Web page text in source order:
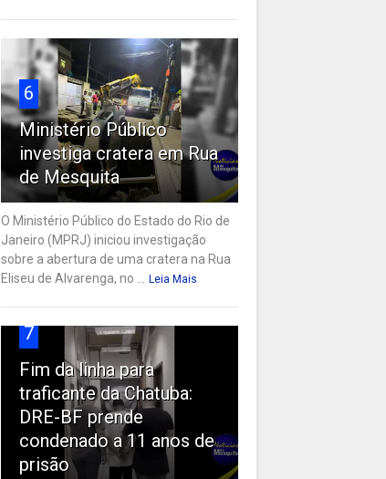
6
Ministério Público
investiga cratera em Rua
de Mesquita
O Ministério Público do Estado do Rio de
Janeiro (MPRJ) iniciou investigação
sobre a abertura de uma cratera na Rua
Eliseu de Alvarenga, no ... Leia Mais
7
Fim da linha para
traficante da Chatuba:
DRE-BF prende
condenado a 11 anos de
prisão